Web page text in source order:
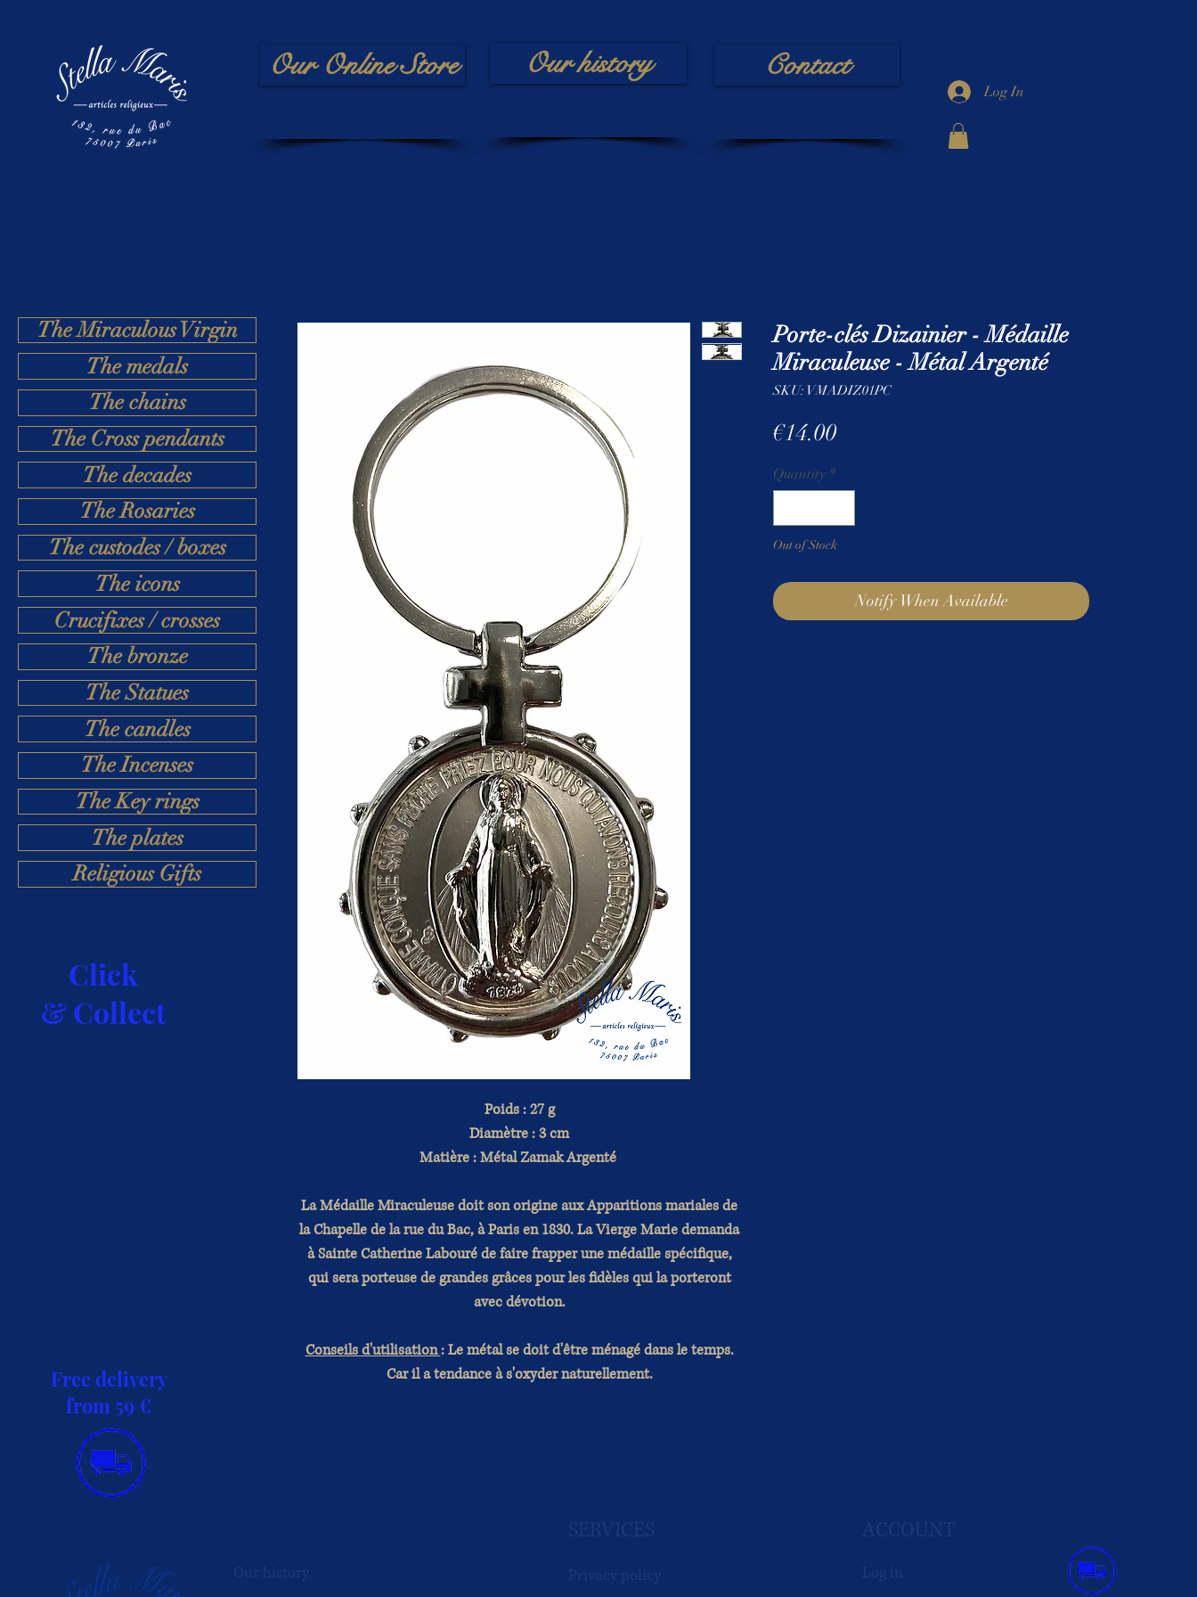
Our Online Store Our history Contact
Log In
The Miraculous Virgin
The medals
The chains
The Cross pendants
The decades
The Rosaries
The custodes / boxes
The icons
Crucifixes / crosses
The bronze
The Statues
The candles
The Incenses
The Key rings
The plates
Religious Gifts
Click
& Collect
Free delivery
from 59 €
Poids : 27 g
Diamètre : 3 cm
Matière : Métal Zamak Argenté
La Médaille Miraculeuse doit son origine aux Apparitions mariales de
la Chapelle de la rue du Bac, à Paris en 1830. La Vierge Marie demanda
à Sainte Catherine Labouré de faire frapper une médaille spécifique,
qui sera porteuse de grandes grâces pour les fidèles qui la porteront
avec dévotion.
Conseils d'utilisation: Le métal se doit d'être ménagé dans le temps.
Car il a tendance à s'oxyder naturellement.
Porte-clés Dizainier - Médaille
Miraculeuse - Métal Argenté
SKU: VMADIZ01PC
€14.00Price
Quantity *
Out of Stock
Notify When Available